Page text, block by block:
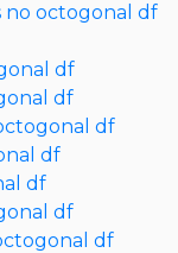
no octogonal df
df
df
df
df
df
df
df